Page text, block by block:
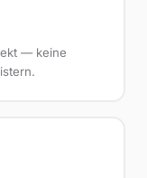
— keine